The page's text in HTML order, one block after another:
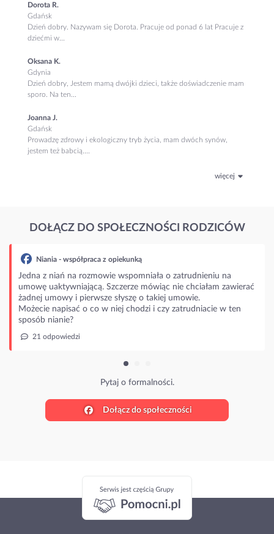
Dorota R.
Gdańsk
Dzień dobry. Nazywam się Dorota. Pracuje od ponad 6 lat Pracuje z
dziećmi w...
Oksana K.
Gdynia
Dzień dobry, Jestem mamą dwójki dzieci, także doświadczenie mam
sporo. Na ten...
Joanna J.
Gdańsk
Prowadzę zdrowy i ekologiczny tryb życia, mam dwóch synów,
jestem też babcią....
więcej
DOŁĄCZ DO SPOŁECZNOŚCI RODZICÓW
- współpraca z opiekunką
na rozmowie wspomniała o zatrudnieniu na
Szczerze mówiąc nie chciałam zawierać
i pierwsze słyszę o takiej umowie.
napisać o co w niej chodzi i czy zatrudniacie w ten
Pytaj o formalności.
Dołącz do społeczności